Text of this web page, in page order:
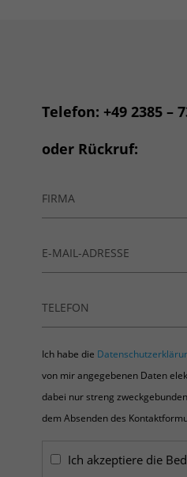
Telefon: +49 2385 –
oder Rückruf:
Ich habe die
von mir angegebenen Daten
dabei nur streng
dem Absenden des
Ich akzeptiere die